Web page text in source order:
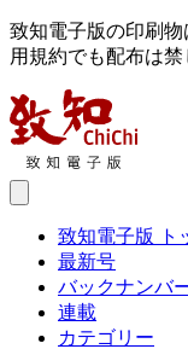
致知電子版の印刷
用規約でも配布は禁
致知電子版 ト
最新号
バックナンバ
連載
カテゴリー